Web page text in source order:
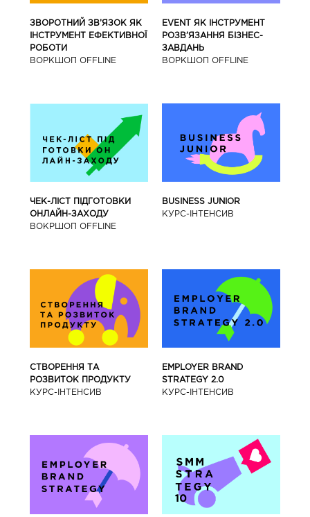
ЗВОРОТНИЙ ЗВ’ЯЗОК ЯК
ІНСТРУМЕНТ ЕФЕКТИВНОЇ
РОБОТИ
ВОРКШОП OFFLINE
EVENT ЯК ІНСТРУМЕНТ
РОЗВ’ЯЗАННЯ БІЗНЕС-
ЗАВДАНЬ
ВОРКШОП OFFLINE
ЧЕК-ЛІСТ ПІДГОТОВКИ
ОНЛАЙН-ЗАХОДУ
ВОКРШОП OFFLINE
BUSINESS JUNIOR
КУРС-IНТЕНСИВ
СТВОРЕННЯ ТА
РОЗВИТОК ПРОДУКТУ
КУРС-IНТЕНСИВ
EMPLOYER BRAND
STRATEGY 2.0
КУРС-IНТЕНСИВ